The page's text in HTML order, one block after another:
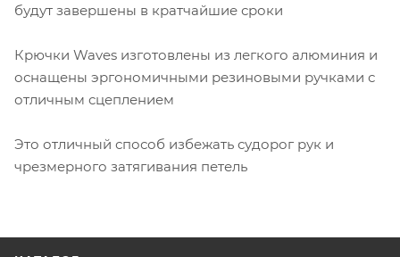
будут завершены в кратчайшие сроки
Крючки Waves изготовлены из легкого алюминия и
оснащены эргономичными резиновыми ручками с
отличным сцеплением
Это отличный способ избежать судорог рук и
чрезмерного затягивания петель